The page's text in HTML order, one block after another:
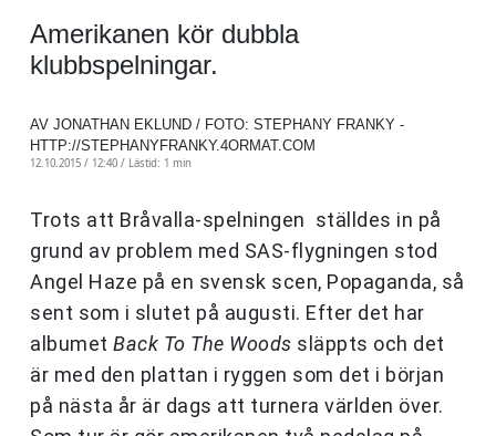
Amerikanen kör dubbla
klubbspelningar.
AV JONATHAN EKLUND / FOTO: STEPHANY FRANKY -
HTTP://STEPHANYFRANKY.4ORMAT.COM
12.10.2015 / 12:40 / Lästid: 1 min
Trots att Bråvalla-spelningen ställdes in på
grund av problem med SAS-flygningen stod
Angel Haze på en svensk scen, Popaganda, så
sent som i slutet på augusti. Efter det har
albumet Back To The Woods släppts och det
är med den plattan i ryggen som det i början
på nästa år är dags att turnera världen över.